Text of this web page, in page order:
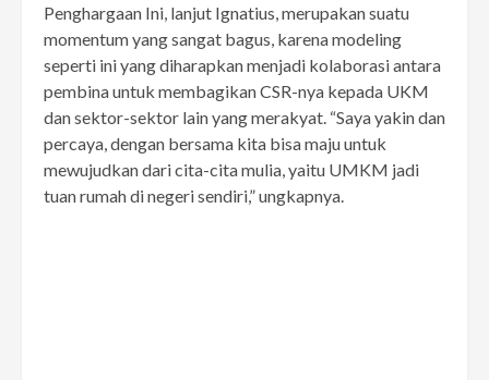
Penghargaan Ini, lanjut Ignatius, merupakan suatu
momentum yang sangat bagus, karena modeling
seperti ini yang diharapkan menjadi kolaborasi antara
pembina untuk membagikan CSR-nya kepada UKM
dan sektor-sektor lain yang merakyat. “Saya yakin dan
percaya, dengan bersama kita bisa maju untuk
mewujudkan dari cita-cita mulia, yaitu UMKM jadi
tuan rumah di negeri sendiri,” ungkapnya.